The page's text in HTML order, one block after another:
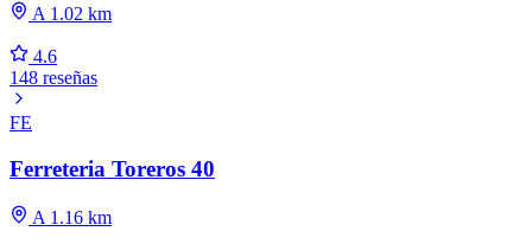
A 1.02 km
4.6
148 reseñas
FE
Ferreteria Toreros 40
A 1.16 km